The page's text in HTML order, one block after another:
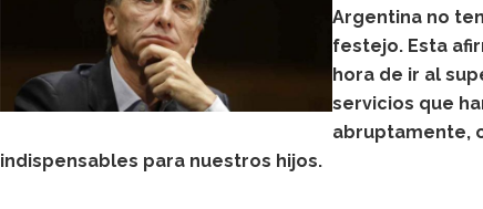
Argentina no
festejo. Esta
hora de ir al
servicios que
abruptamente,
indispensables para nuestros hijos.